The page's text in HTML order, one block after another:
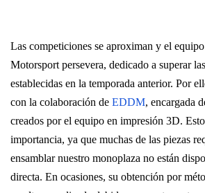
Las competiciones se aproximan y el
Motorsport persevera, dedicado a superar
establecidas en la temporada anterior. Por
con la colaboración de EDDM, encargada
creados por el equipo en impresión 3D.
importancia, ya que muchas de las piezas
ensamblar nuestro monoplaza no están
directa. En ocasiones, su obtención por